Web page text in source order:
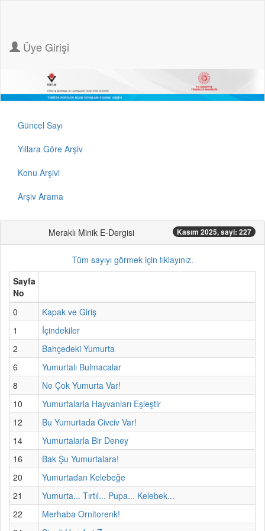
Üye Girişi
Güncel Sayı
Yıllara Göre Arşiv
Konu Arşivi
Arşiv Arama
Meraklı Minik E-Dergisi Kasım 2025, sayi: 227
Tüm sayıyı görmek için tıklayınız.
Sayfa
No
0
Kapak ve Giriş
1
İçindekiler
2
Bahçedeki Yumurta
6
Yumurtalı Bulmacalar
8
Ne Çok Yumurta Var!
10
Yumurtalarla Hayvanları Eşleştir
12
Bu Yumurtada Civciv Var!
14
Yumurtalarla Bir Deney
16
Bak Şu Yumurtalara!
20
Yumurtadan Kelebeğe
21
Yumurta... Tırtıl... Pupa... Kelebek...
22
Merhaba Ornitorenk!